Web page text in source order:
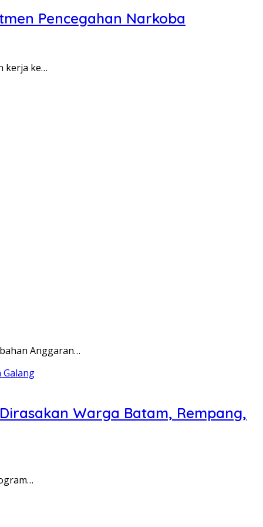
Pencegahan Narkoba
kerja ke…
Anggaran…
Warga Batam, Rempang,